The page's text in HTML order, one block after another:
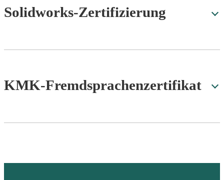
Solidworks-Zertifizierung
KMK-Fremdsprachenzertifikat